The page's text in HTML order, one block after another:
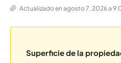
Actualizado en agosto 7, 2026 a
Superficie de la